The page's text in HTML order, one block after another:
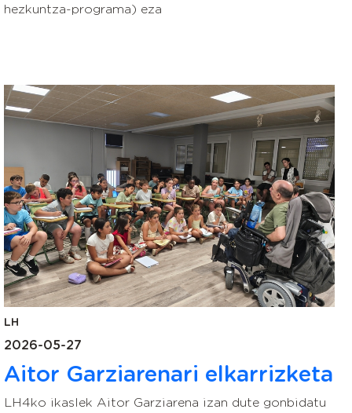
hezkuntza-programa) eza
LH
2026-05-27
Aitor Garziarenari elkarrizketa
LH4ko ikaslek Aitor Garziarena izan dute gonbidatu